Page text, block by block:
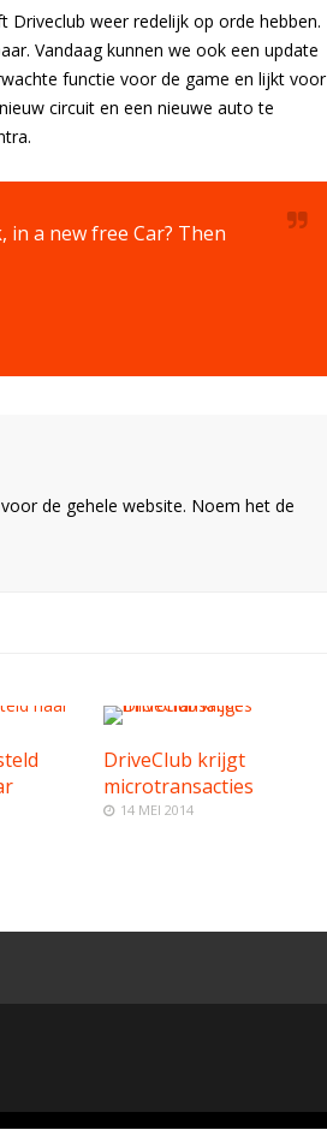
weer redelijk op orde hebben.
Vandaag kunnen we ook een update
functie voor de game en lijkt voor
circuit en een nieuwe auto te
a new free Car? Then
de gehele website. Noem het de
DriveClub krijgt
microtransacties
14 MEI 2014